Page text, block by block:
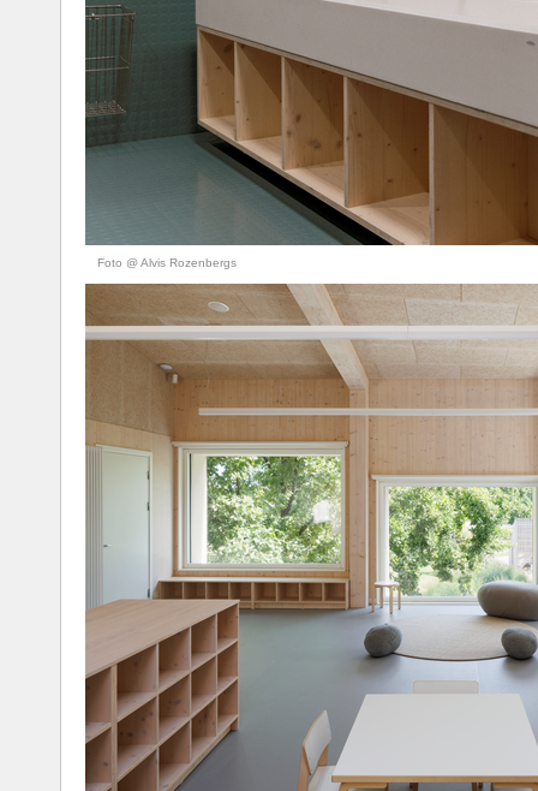
Foto @ Alvis Rozenbergs